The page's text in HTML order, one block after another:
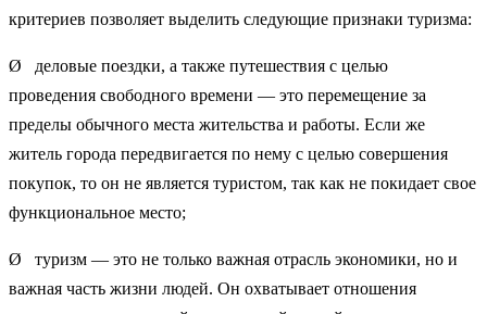
критериев позволяет выделить следующие признаки туризма:
Ø деловые поездки, а также путешествия с целью
проведения свободного времени — это перемещение за
пределы обычного места жительства и работы. Если же
житель города передвигается по нему с целью совершения
покупок, то он не является туристом, так как не покидает свое
функциональное место;
Ø туризм — это не только важная отрасль экономики, но и
важная часть жизни людей. Он охватывает отношения